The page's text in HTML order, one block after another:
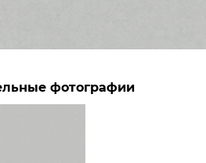
фотографии